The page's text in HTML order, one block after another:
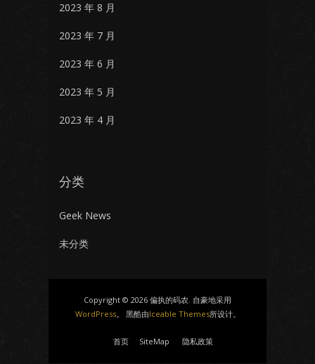
2023 年 8 月
2023 年 7 月
2023 年 6 月
2023 年 5 月
2023 年 4 月
分类
Geek News
未分类
Copyright © 2026 偏执的码农. 自豪地采用
WordPress。 黑酷由Iceable Themes所设计。
首页 SiteMap 隐私政策